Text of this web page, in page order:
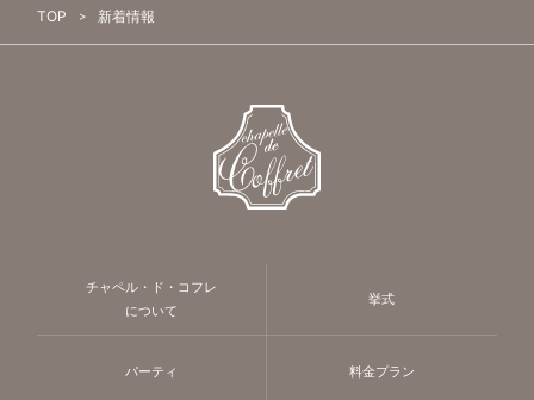
TOP 新着情報
チャペル・ド・コフレ
について
挙式
パーティ 料金プラン